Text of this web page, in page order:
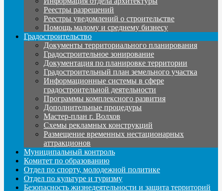
Реестры разрешений
Реестры уведомлений о строительстве
Помощь малому и среднему бизнесу
Градостроительство
Документы территориального планирования
Градостроительное зонирование
Документация по планировке территории
Градостроительный план земельного участка
Информационные системы в сфере
градостроительной деятельности
Программы комплексного развития
Дополнительные процедуры
Мастер-план г. Волхов
Схемы рекламных конструкций
Размещение временных нестационарных
аттракционов
Муниципальный контроль
Комитет по образованию
Отдел по спорту, молодежной политике
Отдел по культуре и туризму
Безопасность жизнедеятельности и защита территорий